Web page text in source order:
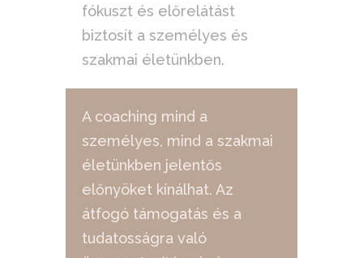
fókuszt és előrelátást
biztosít a személyes és
szakmai életünkben.
A coaching mind a
személyes, mind a szakmai
életünkben jelentős
előnyöket kínálhat. Az
átfogó támogatás és a
tudatosságra való